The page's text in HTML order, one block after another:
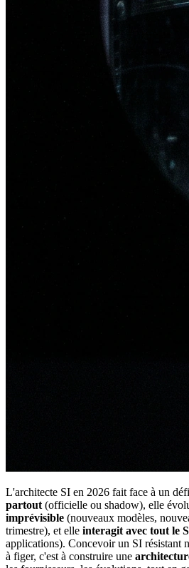
L'architecte SI en 2026 fait face à un
partout (officielle ou shadow), elle
imprévisible (nouveaux modèles,
trimestre), et elle interagit avec tout le
applications). Concevoir un SI résistant
à figer, c'est à construire une